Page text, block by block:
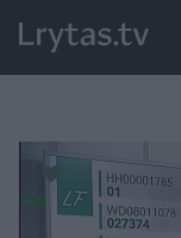
Paremkite Ukrainą